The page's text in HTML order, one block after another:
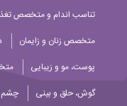
تناسب اندام و متخصص
متخصص زنان و زایمان
پوست، مو و زیبایی
گوش، حلق و بینی
چشم